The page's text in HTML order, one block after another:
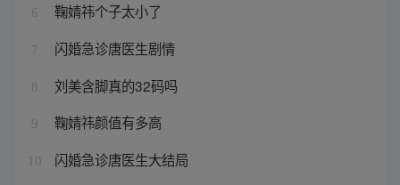
6 鞠婧祎个子太小了
7 闪婚急诊唐医生剧情
8 刘美含脚真的32码吗
9 鞠婧祎颜值有多高
10 闪婚急诊唐医生大结局